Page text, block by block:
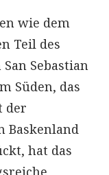
wie dem
Teil des
Sebastian
Süden, das
der
Baskenland
hat das